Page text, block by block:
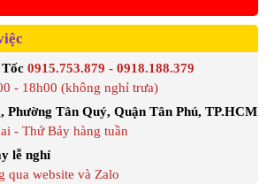
0915.753.879 - 0918.188.379
- 18h00 (không nghỉ trưa)
Phường Tân Quý, Quận Tân Phú, TP.HCM
- Thứ Bảy hàng tuần
lễ nghỉ
qua website và Zalo